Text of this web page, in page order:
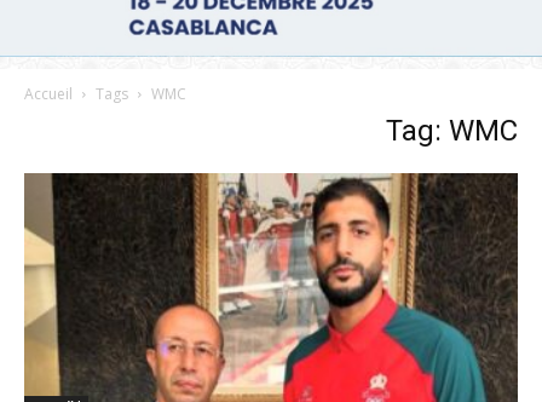
Accueil Tags WMC
Tag: WMC